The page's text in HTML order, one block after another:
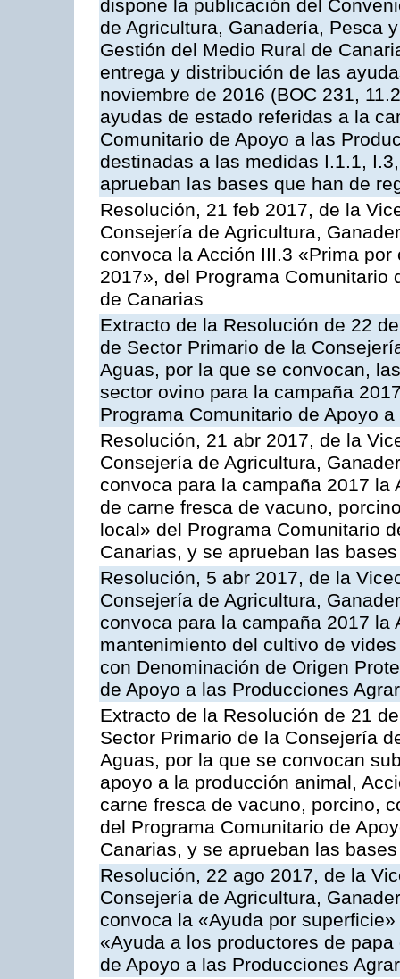
dispone la publicación del
de Agricultura, Ganadería, Pesca
Gestión del Medio Rural de
entrega y distribución de las
noviembre de 2016 (BOC 231,
ayudas de estado referidas a la
Comunitario de Apoyo a las
destinadas a las medidas I.1.1,
aprueban las bases que han de
Resolución, 21 feb 2017, de la
Consejería de Agricultura,
convoca la Acción III.3 «Prima
2017», del Programa Comunitario
de Canarias
Extracto de la Resolución de 22
de Sector Primario de la
Aguas, por la que se convocan,
sector ovino para la campaña
Programa Comunitario de Apoyo
Resolución, 21 abr 2017, de la
Consejería de Agricultura,
convoca para la campaña 2017
de carne fresca de vacuno,
local» del Programa Comunitario
Canarias, y se aprueban las
Resolución, 5 abr 2017, de la
Consejería de Agricultura,
convoca para la campaña 2017
mantenimiento del cultivo de
con Denominación de Origen
de Apoyo a las Producciones
Extracto de la Resolución de 21
Sector Primario de la Consejería
Aguas, por la que se convocan
apoyo a la producción animal,
carne fresca de vacuno, porcino,
del Programa Comunitario de
Canarias, y se aprueban las
Resolución, 22 ago 2017, de la
Consejería de Agricultura,
convoca la «Ayuda por
«Ayuda a los productores de
de Apoyo a las Producciones